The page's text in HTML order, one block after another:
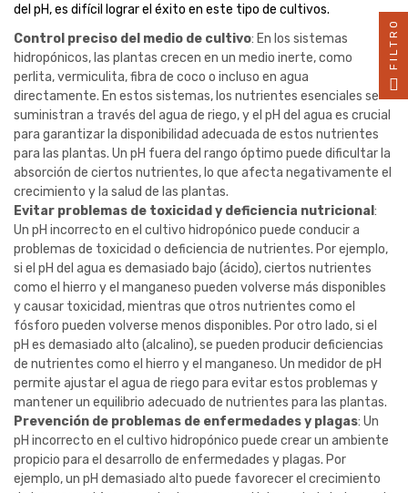
del pH, es difícil lograr el éxito en este tipo de cultivos.
Control preciso del medio de cultivo: En los sistemas
hidropónicos, las plantas crecen en un medio inerte, como
perlita, vermiculita, fibra de coco o incluso en agua
directamente. En estos sistemas, los nutrientes esenciales se
suministran a través del agua de riego, y el pH del agua es crucial
para garantizar la disponibilidad adecuada de estos nutrientes
para las plantas. Un pH fuera del rango óptimo puede dificultar la
absorción de ciertos nutrientes, lo que afecta negativamente el
crecimiento y la salud de las plantas.
Evitar problemas de toxicidad y deficiencia nutricional :
Un pH incorrecto en el cultivo hidropónico puede conducir a
problemas de toxicidad o deficiencia de nutrientes. Por ejemplo,
si el pH del agua es demasiado bajo (ácido), ciertos nutrientes
como el hierro y el manganeso pueden volverse más disponibles
y causar toxicidad, mientras que otros nutrientes como el
fósforo pueden volverse menos disponibles. Por otro lado, si el
pH es demasiado alto (alcalino), se pueden producir deficiencias
de nutrientes como el hierro y el manganeso. Un medidor de pH
permite ajustar el agua de riego para evitar estos problemas y
mantener un equilibrio adecuado de nutrientes para las plantas.
Prevención de problemas de enfermedades y plagas: Un
pH incorrecto en el cultivo hidropónico puede crear un ambiente
propicio para el desarrollo de enfermedades y plagas. Por
ejemplo, un pH demasiado alto puede favorecer el crecimiento
FILTRO